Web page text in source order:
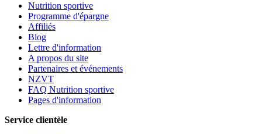
Nutrition sportive
Programme d'épargne
Affiliés
Blog
Lettre d'information
A propos du site
Partenaires et événements
NZVT
FAQ Nutrition sportive
Pages d'information
Service clientèle